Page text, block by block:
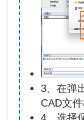
3、在弹
CAD文